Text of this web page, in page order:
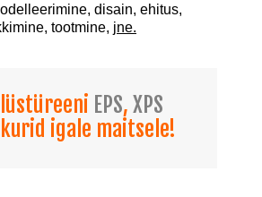
disain, ehitus,
tootmine, jne.
EPS, XPS
igale maitsele!